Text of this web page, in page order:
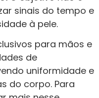
sinais do tempo e
à pele.
para mãos e
de
uniformidade e
do corpo. Para